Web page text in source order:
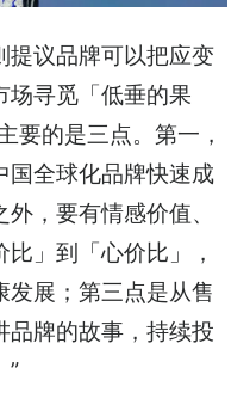
提议品牌可以把应变
场寻觅「低垂的果
要的是三点。第一，
国全球化品牌快速成
，要有情感价值、
」到「心价比」，
展；第三点是从售
品牌的故事，持续投
”